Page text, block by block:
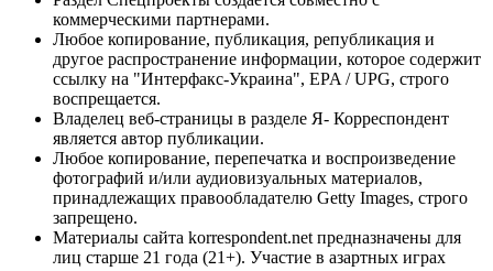
коммерческими партнерами.
Любое копирование, публикация, републикация и
другое распространение информации, которое содержит
ссылку на "Интерфакс-Украина", EPA / UPG, строго
воспрещается.
Владелец веб-страницы в разделе Я- Корреспондент
является автор публикации.
Любое копирование, перепечатка и воспроизведение
фотографий и/или аудиовизуальных материалов,
принадлежащих правообладателю Getty Images, строго
запрещено.
Материалы сайта korrespondent.net предназначены для
лиц старше 21 года (21+). Участие в азартных играх